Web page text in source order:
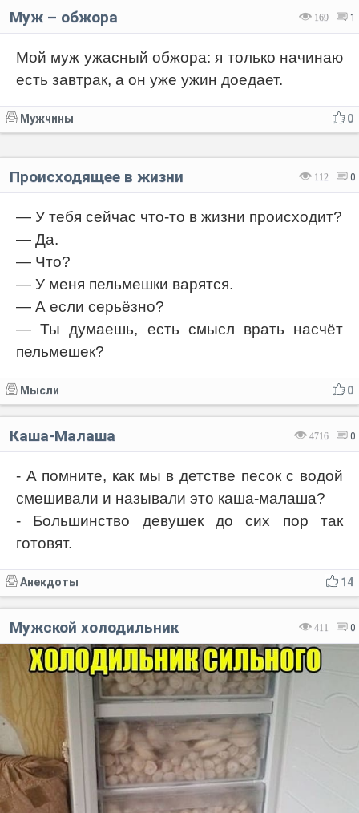
169 1
Муж – обжора
Мой муж ужасный обжора: я только начинаю
есть завтрак, а он уже ужин доедает.
0
Мужчины
112 0
Происходящее в жизни
— У тебя сейчас что-то в жизни происходит?
— Да.
— Что?
— У меня пельмешки варятся.
— А если серьёзно?
— Ты думаешь, есть смысл врать насчёт
пельмешек?
0
Мысли
4716 0
Каша-Малаша
- А помните, как мы в детстве песок с водой
смешивали и называли это каша-малаша?
- Большинство девушек до сих пор так
готовят.
14
Анекдоты
411 0
Мужской холодильник